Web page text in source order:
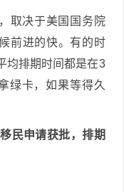
取决于美国国务院
前进的快。有的时
均排期时间都是在3
绿卡，如果等得久
民申请获批，排期